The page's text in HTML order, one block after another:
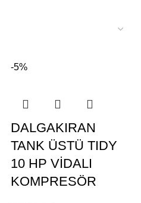
-5%
DALGAKIRAN
TANK ÜSTÜ TIDY
10 HP VİDALI
KOMPRESÖR